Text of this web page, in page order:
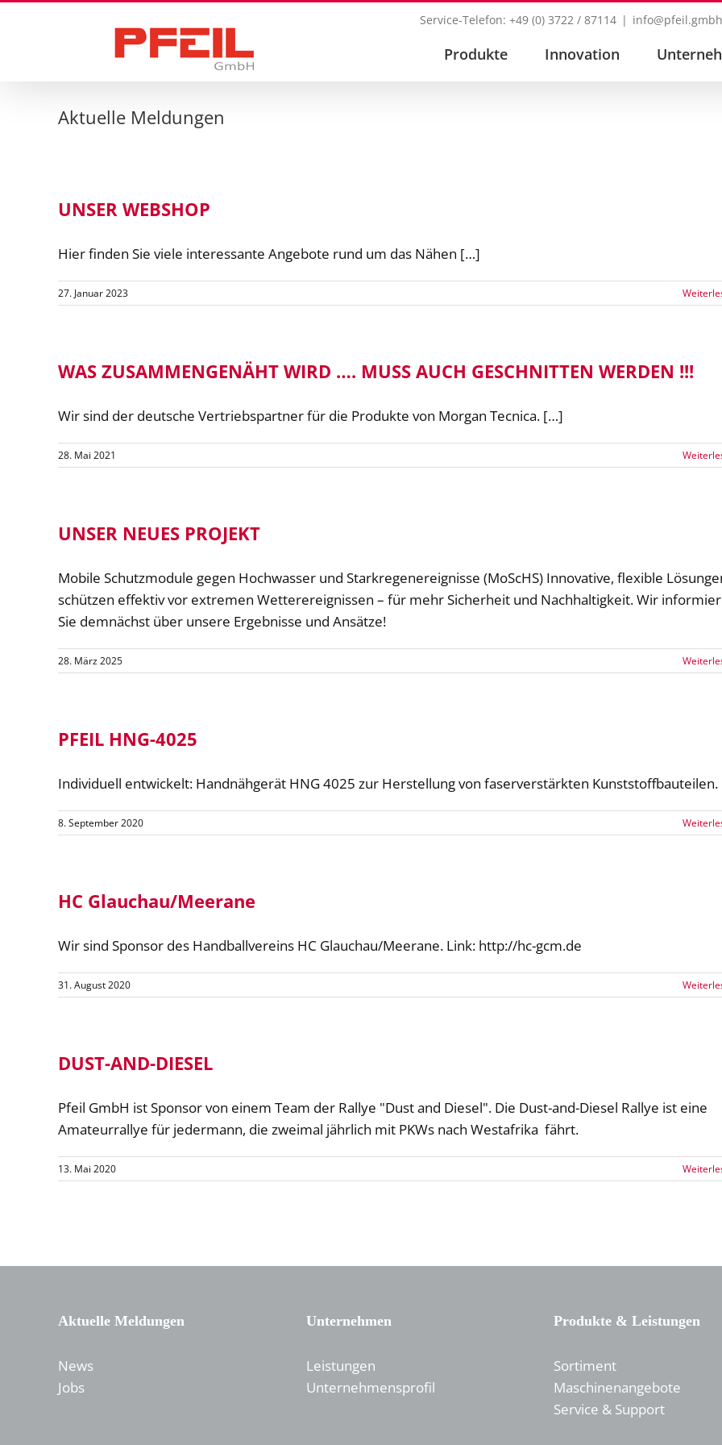
Service-Telefon: +49 (0) 3722 / 87114 | info@pfeil.gmbh
Produkte Innovation
Aktuelle Meldungen
UNSER WEBSHOP
Hier finden Sie viele interessante Angebote rund um das Nähen […]
27. Januar 2023
WAS ZUSAMMENGENÄHT WIRD …. MUSS AUCH GESCHNITTEN WERDEN !!!
Wir sind der deutsche Vertriebspartner für die Produkte von Morgan Tecnica. […]
28. Mai 2021
UNSER NEUES PROJEKT
Mobile Schutzmodule gegen Hochwasser und Starkregenereignisse (MoScHS) Innovative, flexible
schützen effektiv vor extremen Wetterereignissen – für mehr Sicherheit und Nachhaltigkeit. Wir
Sie demnächst über unsere Ergebnisse und Ansätze!
28. März 2025
PFEIL HNG-4025
Individuell entwickelt: Handnähgerät HNG 4025 zur Herstellung von faserverstärkten Kunststoffbauteilen.
8. September 2020
HC Glauchau/Meerane
Wir sind Sponsor des Handballvereins HC Glauchau/Meerane. Link: http://hc-gcm.de
31. August 2020
DUST-AND-DIESEL
Pfeil GmbH ist Sponsor von einem Team der Rallye "Dust and Diesel". Die Dust-and-Diesel Rallye ist eine
Amateurrallye für jedermann, die zweimal jährlich mit PKWs nach Westafrika fährt.
13. Mai 2020
Aktuelle Meldungen
News
Jobs
Unternehmen
Leistungen
Unternehmensprofil
Produkte & Leistungen
Sortiment
Maschinenangebote
Service & Support